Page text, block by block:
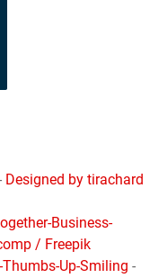
Designed by tirachard
Business-
/ Freepik
Up-Smiling -